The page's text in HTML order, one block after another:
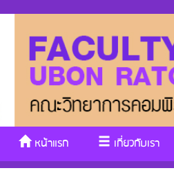
หน้าแรก เกี่ยวกับเรา